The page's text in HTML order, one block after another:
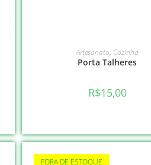
VER OPÇÕES
Artesanato, Cozinha
Porta Talheres
R$15,00
FORA DE ESTOQUE